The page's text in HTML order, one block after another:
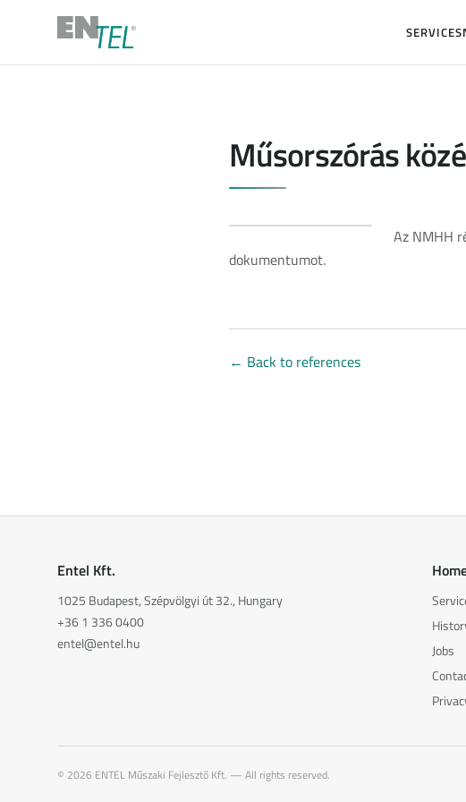
SERVICES
Műsorszórás
Az NMHH
dokumentumot.
← Back to references
Entel Kft.
1025 Budapest, Szépvölgyi út 32., Hungary
+36 1 336 0400
entel@entel.hu
Jobs
© 2026 ENTEL Műszaki Fejlesztő Kft. — All rights reserved.